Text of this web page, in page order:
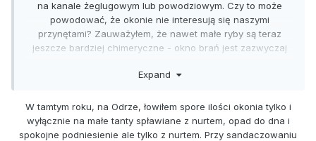
na kanale żeglugowym lub powodziowym. Czy to może
powodować, że okonie nie interesują się naszymi
przynętami? Zauważyłem, że nawet małe ryby są teraz
jeszcze bardziej chimeryczne - okno brań jest zazwyczaj
Expand
W tamtym roku, na Odrze, łowiłem spore ilości okonia tylko i
wyłącznie na małe tanty spławiane z nurtem, opad do dna i
spokojne podniesienie ale tylko z nurtem. Przy sandaczowaniu